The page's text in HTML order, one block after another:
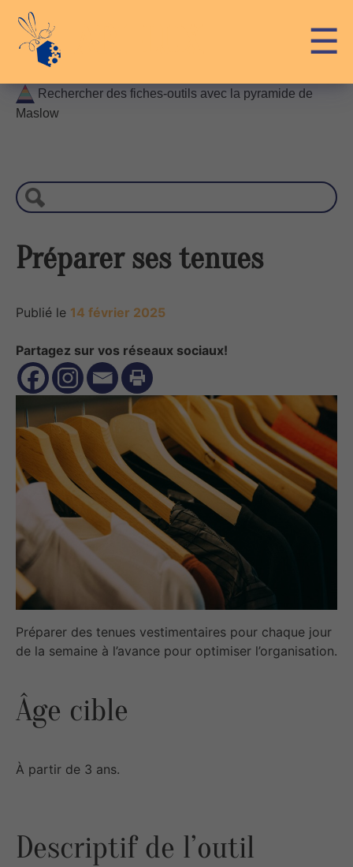
content
☰
Rechercher des fiches-outils avec la pyramide de
Maslow
c
h
r
c
Préparer ses tenues
Publié le 14 février 2025
Partagez sur vos réseaux sociaux!
Préparer des tenues vestimentaires pour chaque jour
de la semaine à l’avance pour optimiser l’organisation.
Âge cible
À partir de 3 ans.
Descriptif de l’outil